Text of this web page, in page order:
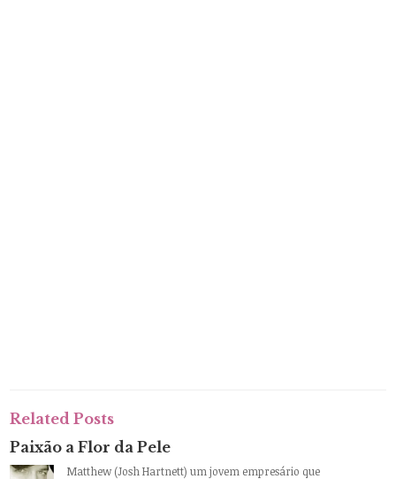
Related Posts
Paixão a Flor da Pele
Matthew (Josh Hartnett) um jovem empresário que